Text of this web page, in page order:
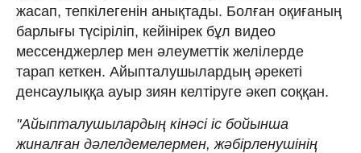
жасап, тепкілегенін анықтады. Болған оқиғаның
барлығы түсіріліп, кейінірек бұл видео
мессенджерлер мен әлеуметтік желілерде
тарап кеткен. Айыпталушылардың әрекеті
денсаулыққа ауыр зиян келтіруге әкеп соққан.
"Айыпталушылардың кінәсі іс бойынша
жиналған дәлелдемелермен, жәбірленушінің